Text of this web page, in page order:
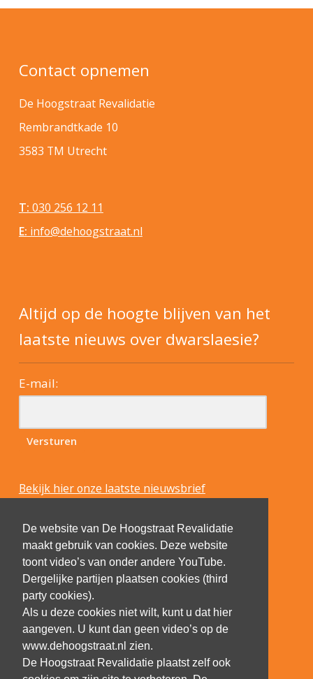
De website van De Hoogstraat Revalidatie
maakt gebruik van cookies. Deze website
toont video’s van onder andere YouTube.
Dergelijke partijen plaatsen cookies (third
party cookies).
Als u deze cookies niet wilt, kunt u dat hier
aangeven. U kunt dan geen video’s op de
www.dehoogstraat.nl zien.
De Hoogstraat Revalidatie plaatst zelf ook
Contact opnemen
De Hoogstraat Revalidatie
Rembrandtkade 10
3583 TM Utrecht
T: 030 256 12 11
E: info@dehoogstraat.nl
Altijd op de hoogte blijven van het
laatste nieuws over dwarslaesie?
E-mail:
Bekijk hier onze laatste nieuwsbrief